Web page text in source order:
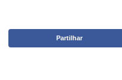
Partilhar